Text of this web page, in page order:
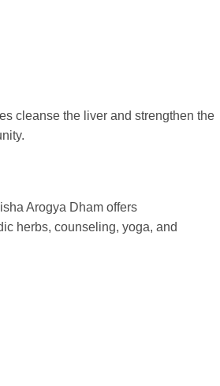
cleanse the liver and strengthen the
Arogya Dham offers
herbs, counseling, yoga, and